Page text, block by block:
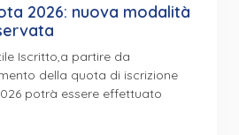
2026: nuova modalità
Iscritto,a partire da
della quota di iscrizione
potrà essere effettuato